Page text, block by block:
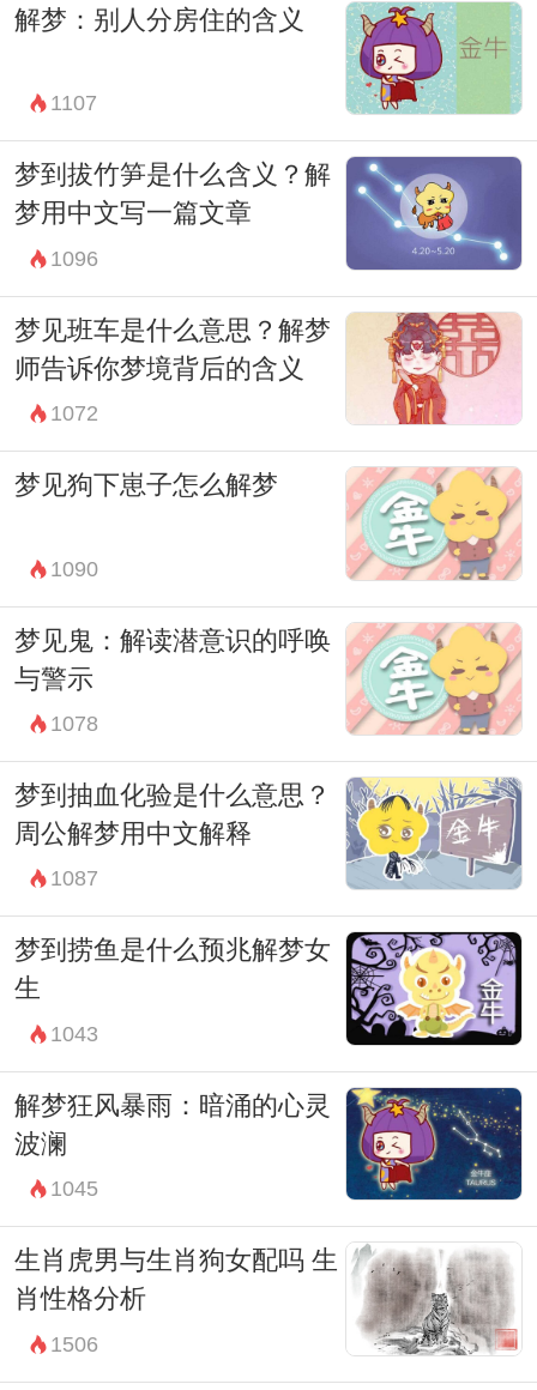
解梦：别人分房住的含义
1107
梦到拔竹笋是什么含义？解
梦用中文写一篇文章
1096
梦见班车是什么意思？解梦
师告诉你梦境背后的含义
1072
梦见狗下崽子怎么解梦
1090
梦见鬼：解读潜意识的呼唤
与警示
1078
梦到抽血化验是什么意思？
周公解梦用中文解释
1087
梦到捞鱼是什么预兆解梦女
生
1043
解梦狂风暴雨：暗涌的心灵
波澜
1045
生肖虎男与生肖狗女配吗 生
肖性格分析
1506